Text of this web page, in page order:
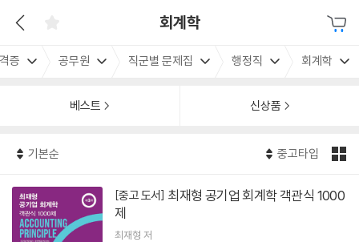
회계학
증 공무원 직군별 문제집 행정직 회계학
베스트 신상품
기본순 중고타입
[중고 도서]
제
최재형 저